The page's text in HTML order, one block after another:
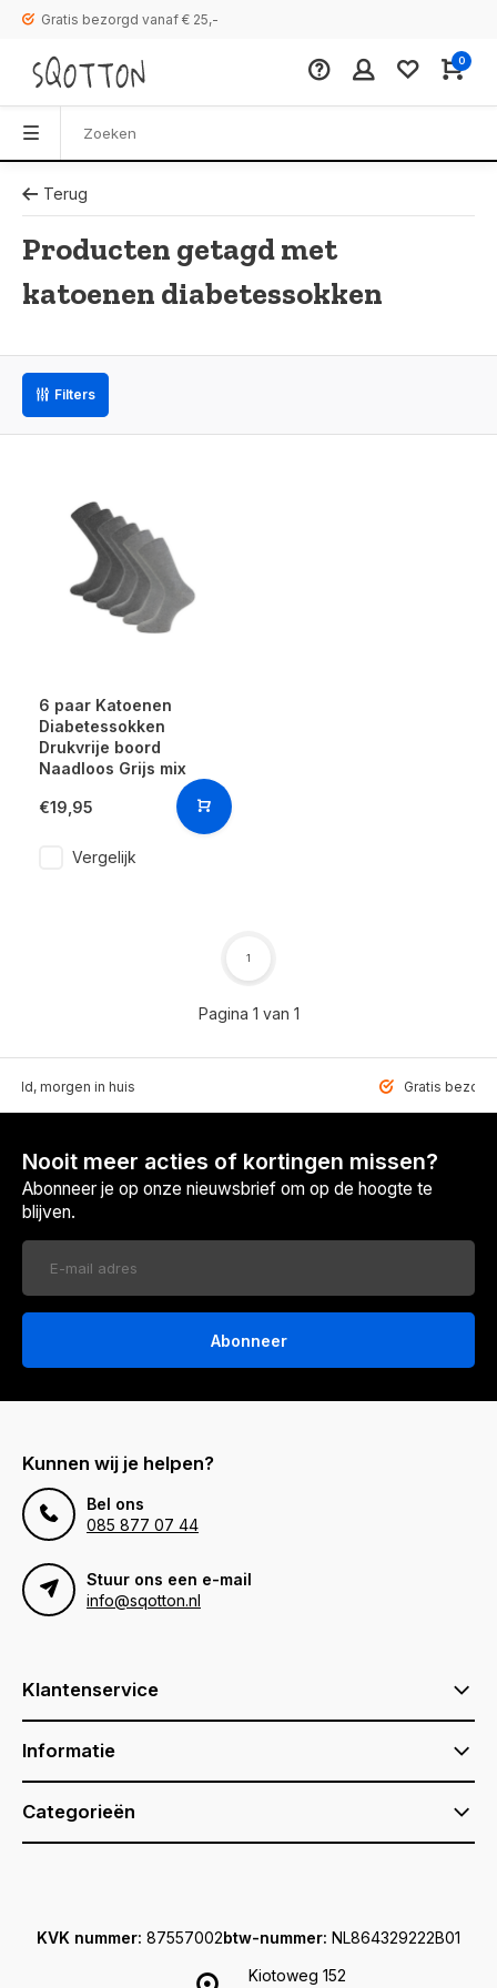
Gratis bezorgd vanaf € 25,-
0
Terug
Producten getagd met
katoenen diabetessokken
Filters
6 paar Katoenen
Diabetessokken
Drukvrije boord
Naadloos Grijs mix
€19,95
Vergelijk
Pagina 1 van 1
1
morgen in huis Gratis
Nooit meer acties of kortingen missen?
Abonneer je op onze nieuwsbrief om op de hoogte te
blijven.
Abonneer
Kunnen wij je helpen?
Bel ons
085 877 07 44
Stuur ons een e-mail
info@sqotton.nl
Klantenservice
Informatie
Categorieën
Kiotoweg 152
KVK nummer: 87557002btw-nummer: NL864329222B01